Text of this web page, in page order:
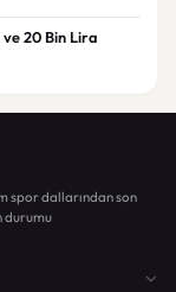
20 Bin Lira
spor dallarından son
durumu